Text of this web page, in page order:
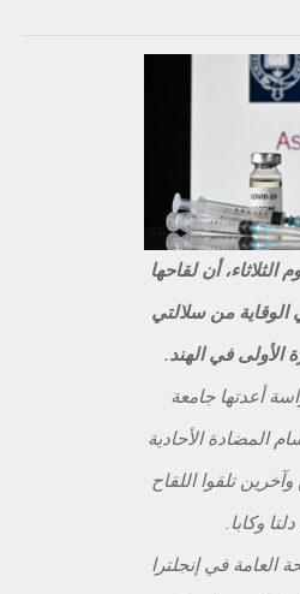
الثلاثاء، أن لقاحها
19 فعال في الوقاية من سلالتي
الأولى في الهند.
أعدتها جامعة
المضادة الأحادية
تلقوا اللقاح
وكابا.
العامة في إنجلترا